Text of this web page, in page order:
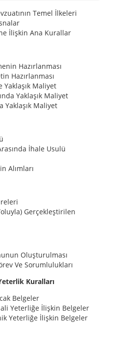
Temel İlkeleri
İlişkin Ana Kurallar
Hazırlanması
Hazırlanması
Yaklaşık Maliyet
Yaklaşık Maliyet
Yaklaşık Maliyet
İhale Usulü
Alımları
Gerçekleştirilen
Oluşturulması
Ve Sorumlulukları
Kuralları
Belgeler
Yeterliğe İlişkin Belgeler
Yeterliğe İlişkin Belgeler